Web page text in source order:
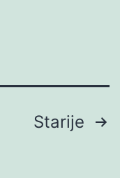
Starije